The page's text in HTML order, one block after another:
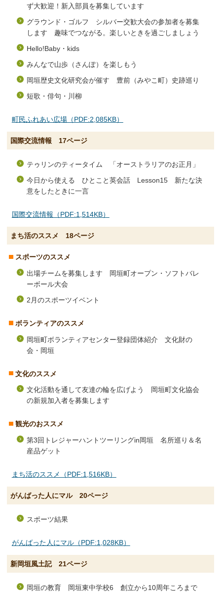
ず大歓迎！新入部員を募集しています
グラウンド・ゴルフ シルバー交歓大会の参加者を募集
します 趣味でつながる。楽しいときを過ごしましょう
Hello!Baby・kids
みんなで山歩（さんぽ）を楽しもう
岡垣歴史文化研究会が催す 豊前（みやこ町）史跡巡り
短歌・俳句・川柳
町民ふれあい広場（PDF:2,085KB）
国際交流情報 17ページ
テゥリンのティータイム 「オーストラリアのお正月」
今日から使える ひとこと英会話 Lesson15 新たな決
意をしたときに一言
国際交流情報（PDF:1,514KB）
まち活のススメ 18ページ
スポーツのススメ
出場チームを募集します 岡垣町オープン・ソフトバレ
ーボール大会
2月のスポーツイベント
ボランティアのススメ
岡垣町ボランティアセンター登録団体紹介 文化財の
会・岡垣
文化のススメ
文化活動を通して友達の輪を広げよう 岡垣町文化協会
の新規加入者を募集します
観光のおススメ
第3回トレジャーハントツーリングin岡垣 名所巡り＆名
産品ゲット
まち活のススメ（PDF:1,516KB）
がんばった人にマル 20ページ
スポーツ結果
がんばった人にマル（PDF:1,028KB）
新岡垣風土記 21ページ
岡垣の教育 岡垣東中学校6 創立から10周年ころまで